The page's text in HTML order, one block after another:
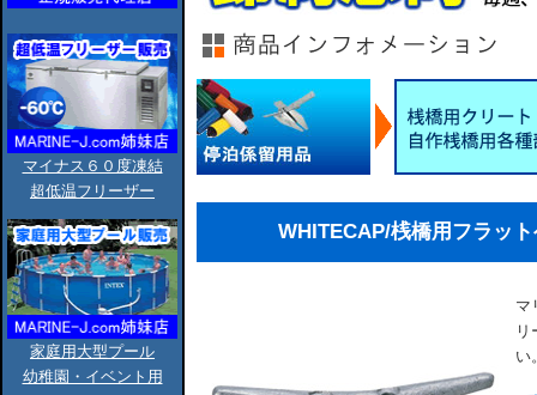
マイナス６０度凍結
超低温フリーザー
家庭用大型プール
幼稚園・イベント用
WHITECAP/桟橋用フラッ
マ
い